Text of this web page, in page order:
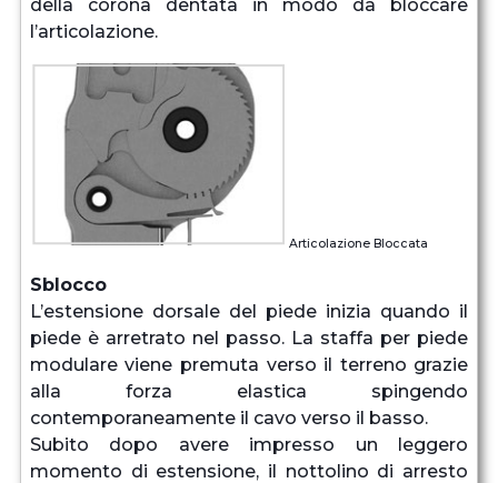
della corona dentata in modo da bloccare
l’articolazione.
Articolazione Bloccata
Sblocco
L’estensione dorsale del piede inizia quando il
piede è arretrato nel passo. La staffa per piede
modulare viene premuta verso il terreno grazie
alla forza elastica spingendo
contemporaneamente il cavo verso il basso.
Subito dopo avere impresso un leggero
momento di estensione, il nottolino di arresto